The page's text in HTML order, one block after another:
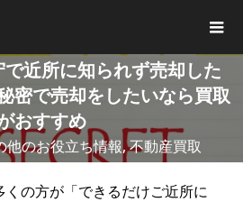
で近所に知られず売却した
密で売却をしたいなら買取
おすすめ
他のお役立ち情報,不動産買取
の方が「できるだけご近所に